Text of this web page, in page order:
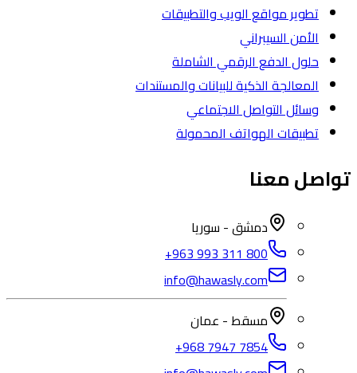
تطوير مواقع الويب والتطبيقات
الأمن السيبراني
حلول الدفع الرقمي الشاملة
المعالجة الذكية للبيانات والمستندات
وسائل التواصل الاجتماعي
تطبيقات الهواتف المحمولة
تواصل معنا
دمشق - سوريا
+963 993 311 800
info@hawasly.com
مسقط - عمان
+968 7947 7854